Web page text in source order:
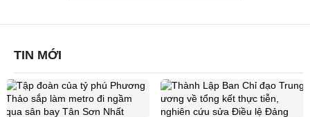
TIN MỚI